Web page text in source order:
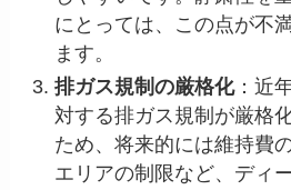
にとっては、この点が不
ます。
排ガス規制の厳格化：近
対する排ガス規制が厳格
ため、将来的には維持費
エリアの制限など、ディ